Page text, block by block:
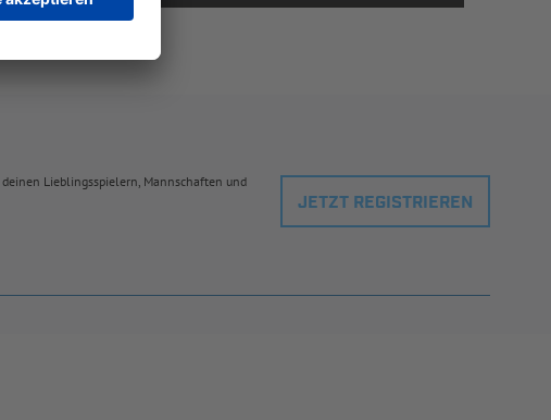
Lieblingsspielern, Mannschaften und
JETZT REGISTRIEREN